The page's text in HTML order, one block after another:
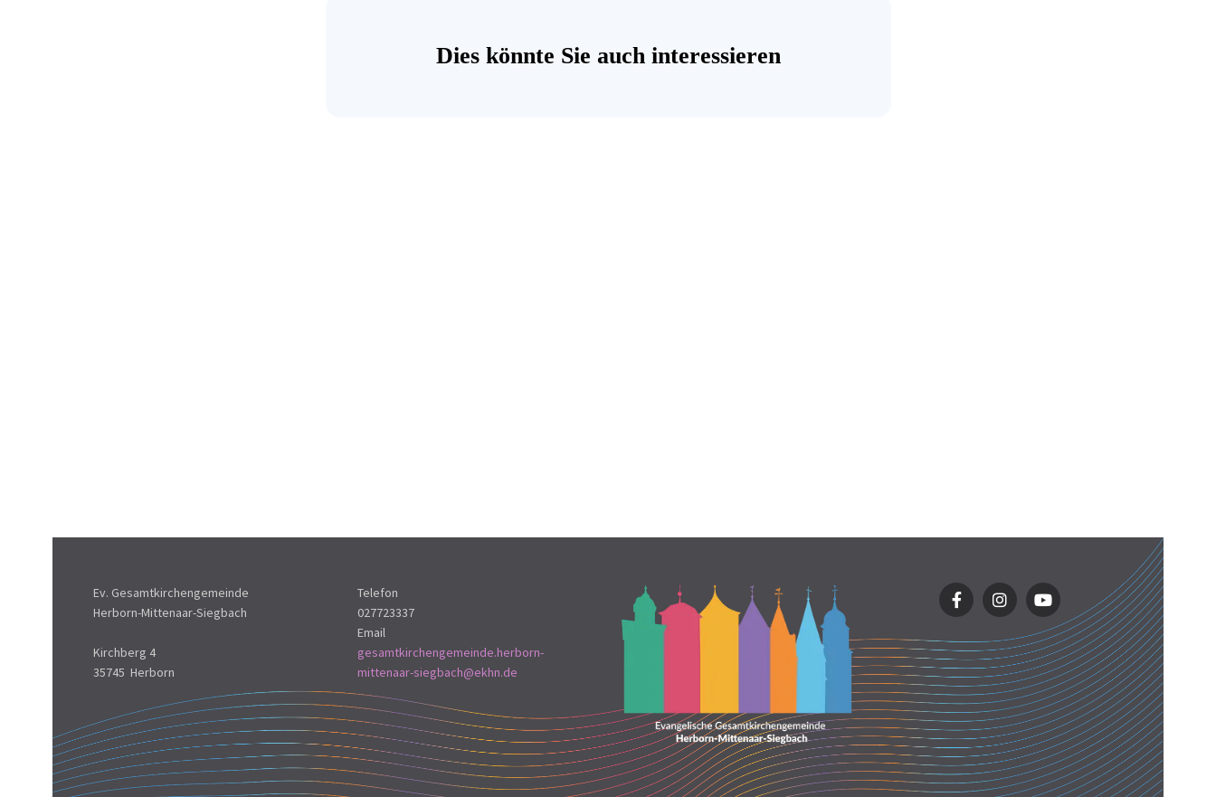
Dies könnte Sie auch interessieren
Ev. Gesamtkirchengemeinde
Herborn-Mittenaar-Siegbach
Kirchberg 4
35745 Herborn
Telefon
027723337
Email
gesamtkirchengemeinde.herborn-
mittenaar-siegbach@ekhn.de